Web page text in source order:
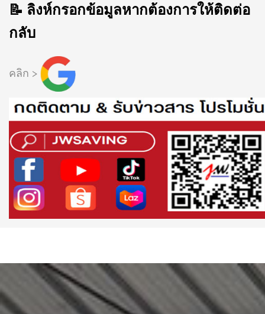
📝 ลิงห์กรอกข้อมูลหากต้องการให้ติดต่อ
กลับ
คลิก >